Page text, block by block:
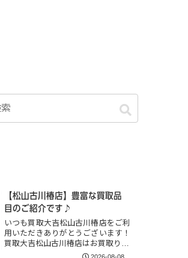
【松山古川椿店】豊富な買取品
目のご紹介です♪
いつも買取大吉松山古川椿店をご利
用いただきありがとうございます！
買取大吉松山古川椿店はお買取り…